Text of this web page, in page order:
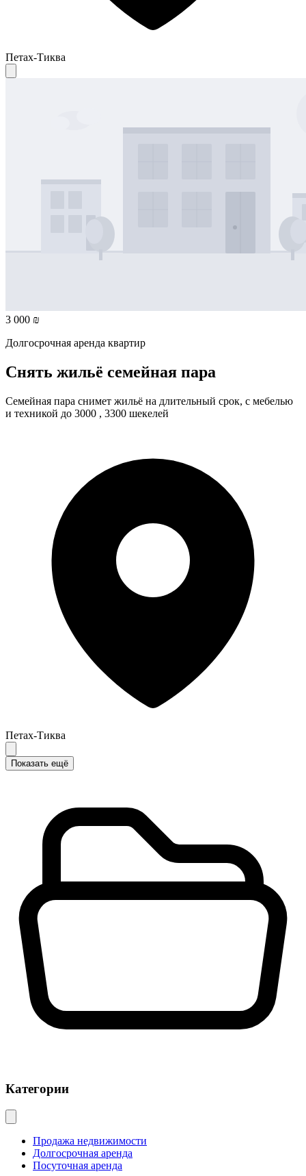
Петах-Тиква
3 000 ₪
Долгосрочная аренда квартир
Снять жильё семейная пара
Семейная пара снимет жильё на длительный срок, с мебелью
и техникой до 3000 , 3300 шекелей
Петах-Тиква
Показать ещё
Категории
Продажа недвижимости
Долгосрочная аренда
Посуточная аренда